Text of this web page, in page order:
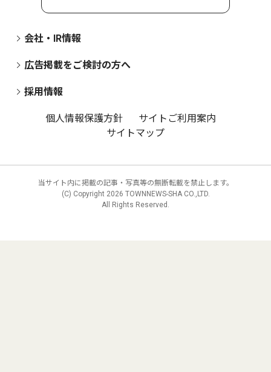
会社・IR情報
広告掲載をご検討の方へ
採用情報
個人情報保護方針
サイトご利用案内
サイトマップ
当サイト内に掲載の記事・写真等の無断転載を禁止します。
(C) Copyright 2026 TOWNNEWS-SHA CO.,LTD.
All Rights Reserved.